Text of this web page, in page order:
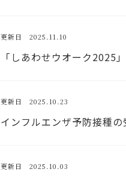
更新日 2025.11.10
「しあわせウオーク2025
更新日 2025.10.23
インフルエンザ予防接種
更新日 2025.10.03